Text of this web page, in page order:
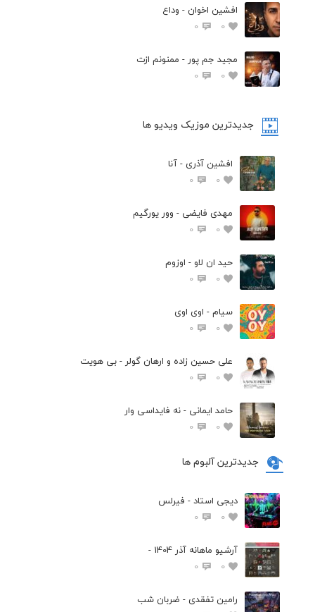
افشين اخوان - وداع
0
0
مجید جم پور - ممنونم ازت
0
0
جدیدترین موزیک ویدیو ها
افشین آذری - آنا
0
0
مهدی فایضی - وور یورگیم
0
0
حید ان لاو - اوزوم
0
0
سیام - اوی اوی
0
0
علی حسین زاده و ارهان گولر - بی هویت
0
0
حامد ایمانی - نه فایداسی وار
0
0
جدیدترین آلبوم ها
دیجی استاد - فیرلس
0
0
آرشیو ماهانه آذر 1404 -
0
0
رامین تفقدی - ضربان شب